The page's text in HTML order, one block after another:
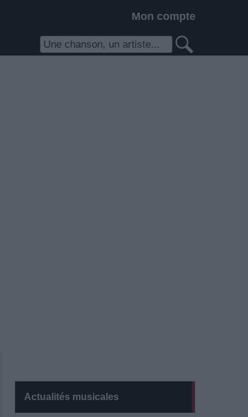
Mon compte
Actualités musicales